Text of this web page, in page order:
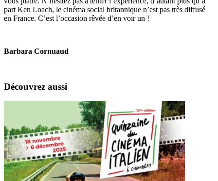
part Ken Loach, le cinéma social britannique n’est pas très diffusé
en France. C’est l’occasion rêvée d’en voir un !
Barbara Cornuaud
Découvrez aussi